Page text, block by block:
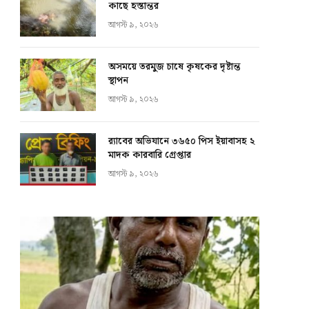
কাছে হস্তান্তর
আগস্ট ৯, ২০২৬
অসময়ে তরমুজ চাষে কৃষকের দৃষ্টান্ত
স্থাপন
আগস্ট ৯, ২০২৬
র‍্যাবের অভিযানে ৩৬৫০ পিস ইয়াবাসহ ২
মাদক কারবারি গ্রেপ্তার
আগস্ট ৯, ২০২৬